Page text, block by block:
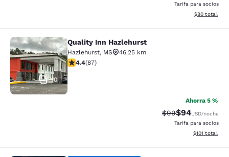
Tarifa para socios
Ver detalles
$80 total
Quality Inn Hazlehurst
10
Quality Inn Hazlehurst
Hazlehurst, MS
46.25 km
calificación de 4.4 estrellas. Excelente. 87 reseñas
4.4(87)
Ahorra 5 %
Precio tachado:
$99Precio con
$94USD/noche
Tarifa para socios
Ver detalles
$101 total